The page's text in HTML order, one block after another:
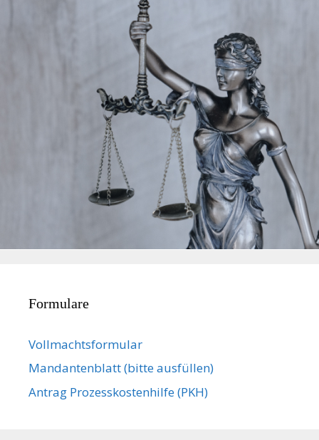
Formulare
Vollmachts­formular
Mandanten­blatt (bitte ausfüllen)
Antrag Prozesskostenhilfe (PKH)